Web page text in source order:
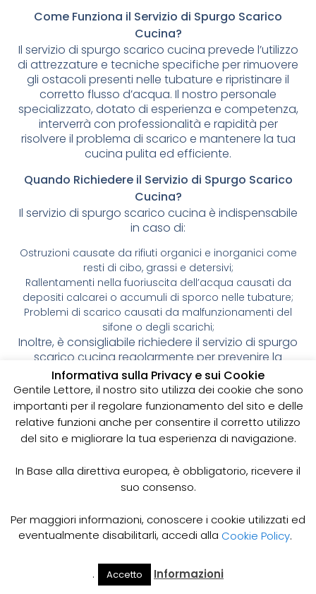
Come Funziona il Servizio di Spurgo Scarico
Cucina?
Il servizio di spurgo scarico cucina prevede l’utilizzo
di attrezzature e tecniche specifiche per rimuovere
gli ostacoli presenti nelle tubature e ripristinare il
corretto flusso d’acqua. Il nostro personale
specializzato, dotato di esperienza e competenza,
interverrà con professionalità e rapidità per
risolvere il problema di scarico e mantenere la tua
cucina pulita ed efficiente.
Quando Richiedere il Servizio di Spurgo Scarico
Cucina?
Il servizio di spurgo scarico cucina è indispensabile
in caso di:
Ostruzioni causate da rifiuti organici e inorganici come
resti di cibo, grassi e detersivi;
Rallentamenti nella fuoriuscita dell’acqua causati da
depositi calcarei o accumuli di sporco nelle tubature;
Problemi di scarico causati da malfunzionamenti del
sifone o degli scarichi;
Inoltre, è consigliabile richiedere il servizio di spurgo
scarico cucina regolarmente per prevenire la
formazione di ostruzioni e rallentamenti,
mantenendo così la tua cucina sempre pulita ed
efficiente.
Contatta la Nostra Ditta per il Servizio di Spurgo
Scarico Cucina
prevenire la formazione di ostruzioni e
rallentamenti, contatta la nostra ditta per
a tua disposizione per fornirti una consulenza
gratuita e un preventivo personalizzato,
garantendo un intervento rapido e professionale
efficiente.
Cerca Il Mio
Informativa sulla Privacy e sui Cookie
Gentile Lettore, il nostro sito utilizza dei cookie che sono
importanti per il regolare funzionamento del sito e delle
relative funzioni anche per consentire il corretto utilizzo
del sito e migliorare la tua esperienza di navigazione.
In Base alla direttiva europea, è obbligatorio, ricevere il
suo consenso.
Per maggiori informazioni, conoscere i cookie utilizzati ed
eventualmente disabilitarli, accedi alla Cookie Policy.
. Accetto Informazioni